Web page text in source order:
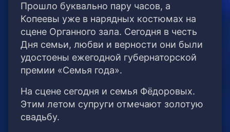
Прошло буквально пару часов, а
Копеевы уже в нарядных костюмах на
сцене Органного зала. Сегодня в честь
Дня семьи, любви и верности они были
удостоены ежегодной губернаторской
премии «Семья года».
На сцене сегодня и семья Фёдоровых.
Этим летом супруги отмечают золотую
свадьбу.